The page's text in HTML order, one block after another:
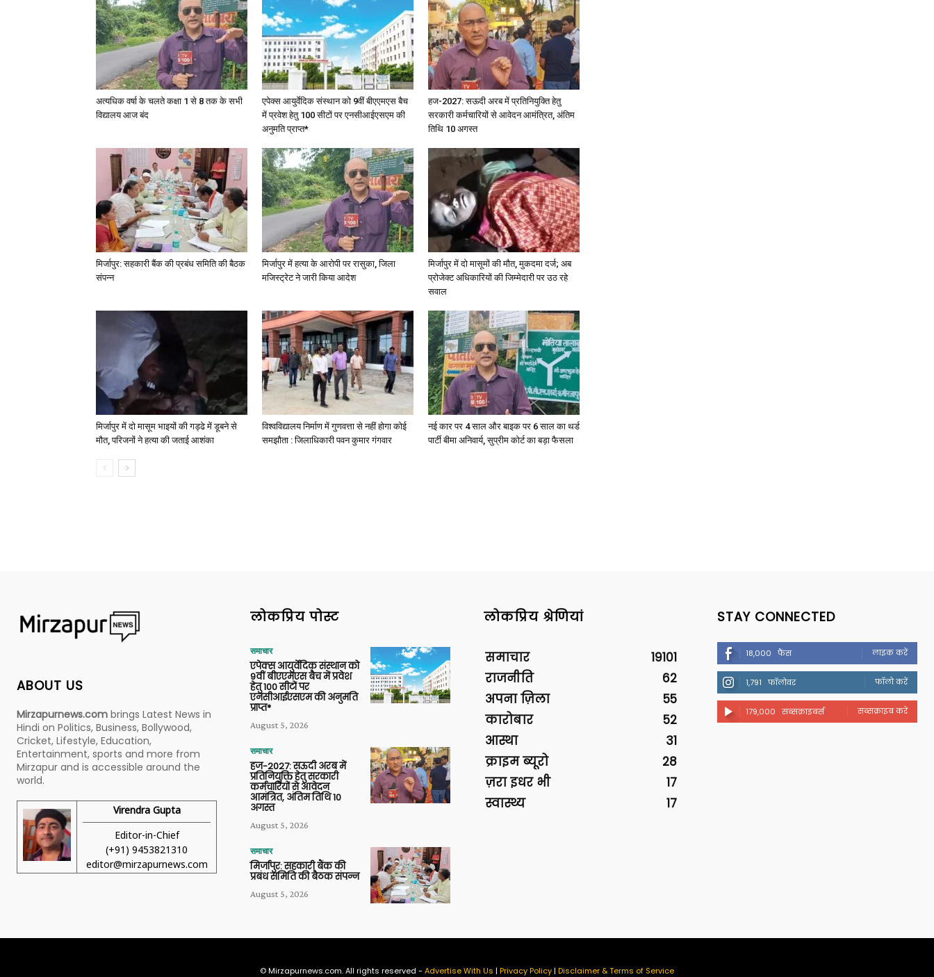
Hindi
News
Paper
अत्यधिक वर्षा के चलते कक्षा 1 से 8 तक के सभी
विद्यालय आज बंद
एपेक्स आयुर्वेदिक संस्थान को 9वीं बीएएमएस बैच
में प्रवेश हेतु 100 सीटों पर एनसीआईएसएम की
अनुमति प्राप्त*
हज-2027: सऊदी अरब में प्रतिनियुक्ति हेतु
सरकारी कर्मचारियों से आवेदन आमंत्रित, अंतिम
तिथि 10 अगस्त
मिर्जापुर: सहकारी बैंक की प्रबंध समिति की बैठक
संपन्न
मिर्जापुर में हत्या के आरोपी पर रासुका, जिला
मजिस्ट्रेट ने जारी किया आदेश
मिर्जापुर में दो मासूमों की मौत, मुकदमा दर्ज; अब
प्रोजेक्ट अधिकारियों की जिम्मेदारी पर उठ रहे
सवाल
मिर्जापुर में दो मासूम भाइयों की गड्ढे में डूबने से
मौत, परिजनों ने हत्या की जताई आशंका
विश्वविद्यालय निर्माण में गुणवत्ता से नहीं होगा कोई
समझौता : जिलाधिकारी पवन कुमार गंगवार
नई कार पर 4 साल और बाइक पर 6 साल का थर्ड
पार्टी बीमा अनिवार्य, सुप्रीम कोर्ट का बड़ा फैसला
ABOUT US
Mirzapurnews.com brings Latest News in
Hindi on Politics, Business, Bollywood,
Cricket, Lifestyle, Education,
Entertainment, sports and more from
Mirzapur and is accessible around the
world.
Virendra Gupta
Editor-in-Chief
(+91) 9453821310
editor@mirzapurnews.com
लोकप्रिय पोस्ट
समाचार
एपेक्स आयुर्वेदिक संस्थान को
9वीं बीएएमएस बैच में प्रवेश
हेतु 100 सीटों पर
एनसीआईएसएम की अनुमति
प्राप्त*
August 5, 2026
समाचार
हज-2027: सऊदी अरब में
प्रतिनियुक्ति हेतु सरकारी
कर्मचारियों से आवेदन
आमंत्रित, अंतिम तिथि 10
अगस्त
August 5, 2026
समाचार
मिर्जापुर: सहकारी बैंक की
प्रबंध समिति की बैठक संपन्न
August 5, 2026
लोकप्रिय श्रेणियां
समाचार
19101
राजनीति
62
अपना ज़िला
55
कारोबार
52
आस्था
31
क्राइम ब्यूरो
28
ज़रा इधर भी
17
स्वास्थ्य
17
STAY CONNECTED
18,000 फैंस लाइक करें
1,791 फॉलोवर फॉलो करें
179,000 सब्सक्राइबर्स सब्सक्राइब करें
© Mirzapurnews.com. All rights reserved - Advertise With Us | Privacy Policy| Disclaimer & Terms of Service